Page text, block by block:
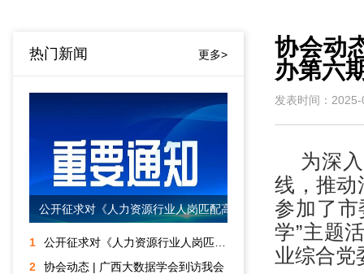
热门新闻 更多>
公开征求对《人力资源行业人岗匹配高质量数据集技术规范》团体标准意见的通知
1
2
协会动态 | 广西大数据学会到访我会
协会动
办第六
发表时间：
为深
线，推动
参加了市
学”主题
业综合党